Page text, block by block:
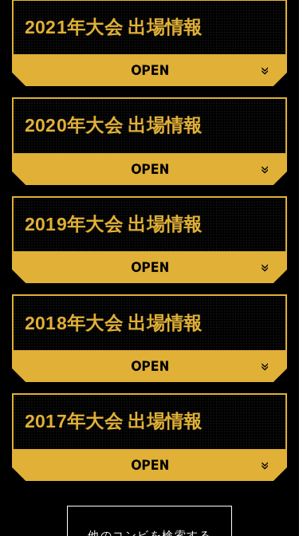
2021年大会 出場情報
2020年大会 出場情報
2019年大会 出場情報
2018年大会 出場情報
2017年大会 出場情報